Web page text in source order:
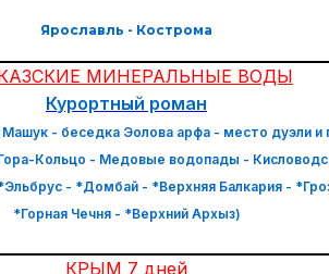
Ярославль - Кострома
МИНЕРАЛЬНЫЕ ВОДЫ
Курортный роман
Машук - беседка Эолова арфа - место дуэли и
Кольцо - Медовые водопады -
- *Домбай - *Верхняя Балкария -
*Горная Чечня - *Верхний Архыз)
КРЫМ 7 дней